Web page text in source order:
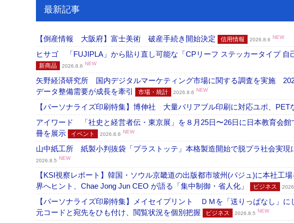
最新記事
【倒産情報 大阪府】富士美術 破産手続き開始決定 信用情報 2026.8.6 NEW
ヒサゴ 「FUJIPLA」から貼り直し可能な「CPリーフ ステッカータイプ
新商品 2026.8.6 NEW
矢野経済研究所 国内デジタルマーケティング市場に関する調査を実施
データ整備需要が成長を牽引
市場・統計 2026.8.6 NEW
【パーソナライズ印刷特集】博伸社 大量バリアブル印刷に対応ユポ、PET
アイワード 「社史と経営者伝・東京展」を８月25日〜26日に日本教育会
冊を展示
イベント 2026.8.6 NEW
山中紙工所 紙製小判抜袋「プラストッテ」本格製造開始で脱プラ社会実
2026.8.5 NEW
【KSI視察レポート】韓国・ソウル京畿道の出版都市坡州(パジュ)に本社
界へヒント、Chae Jong Jun CEO が語る「集中制御・省人化」
ビジネス
【パーソナライズ印刷特集】メイセイプリント ＤＭを「送りっぱなし」
元コードと宛先をひも付け、閲覧状況を個別把握
ビジネス 2026.8.5 NEW